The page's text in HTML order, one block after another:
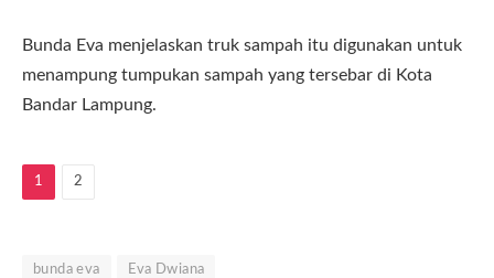
Bunda Eva menjelaskan truk sampah itu digunakan untuk
menampung tumpukan sampah yang tersebar di Kota
Bandar Lampung.
1 2
bunda eva Eva Dwiana